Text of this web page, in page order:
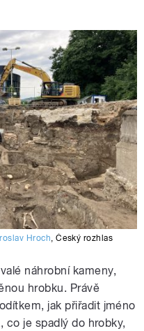
Hroch,Český rozhlas
náhrobní kameny,
hrobku. Právě
jak přiřadit jméno
co je spadlý do hrobky,